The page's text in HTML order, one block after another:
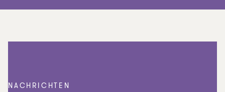
NACHRICHTEN